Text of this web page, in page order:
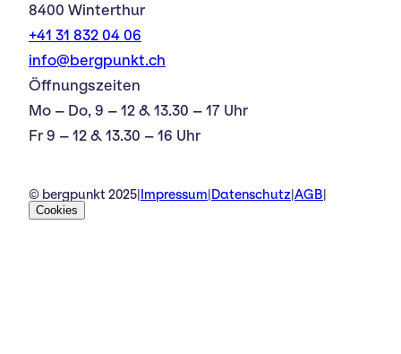
8400 Winterthur
+41 31 832 04 06
info@bergpunkt.ch
Öffnungszeiten
Mo – Do, 9 – 12 & 13.30 – 17 Uhr
Fr 9 – 12 & 13.30 – 16 Uhr
© bergpunkt 2025|Impressum|Datenschutz|AGB|
Cookies